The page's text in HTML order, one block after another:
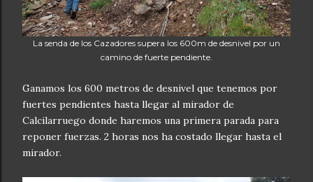
La senda de los Cazadores supera los 600m de desnivel por un
camino de fuerte pendiente.
Ganamos los 600 metros de desnivel que tenemos por
fuertes pendientes hasta llegar al mirador de
Calcilarruego donde haremos una primera parada para
reponer fuerzas. 2 horas nos ha costado llegar hasta el
mirador.